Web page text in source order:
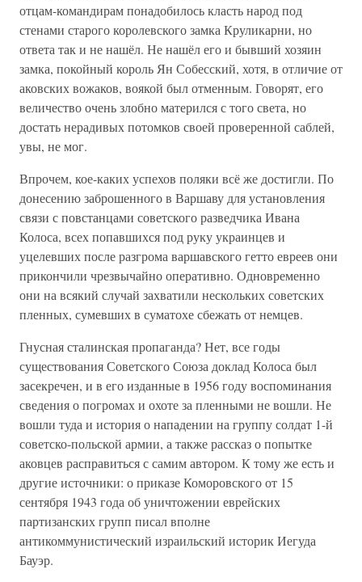
отцам-командирам понадобилось класть народ под
стенами старого королевского замка Круликарни, но
ответа так и не нашёл. Не нашёл его и бывший хозяин
замка, покойный король Ян Собесский, хотя, в отличие от
аковских вожаков, воякой был отменным. Говорят, его
величество очень злобно матерился с того света, но
достать нерадивых потомков своей проверенной саблей,
увы, не мог.
Впрочем, кое-каких успехов поляки всё же достигли. По
донесению заброшенного в Варшаву для установления
связи с повстанцами советского разведчика Ивана
Колоса, всех попавшихся под руку украинцев и
уцелевших после разгрома варшавского гетто евреев они
прикончили чрезвычайно оперативно. Одновременно
они на всякий случай захватили нескольких советских
пленных, сумевших в суматохе сбежать от немцев.
Гнусная сталинская пропаганда? Нет, все годы
существования Советского Союза доклад Колоса был
засекречен, и в его изданные в 1956 году воспоминания
сведения о погромах и охоте за пленными не вошли. Не
вошли туда и история о нападении на группу солдат 1-й
советско-польской армии, а также рассказ о попытке
аковцев расправиться с самим автором. К тому же есть и
другие источники: о приказе Коморовского от 15
сентября 1943 года об уничтожении еврейских
партизанских групп писал вполне
антикоммунистический израильский историк Иегуда
Бауэр.